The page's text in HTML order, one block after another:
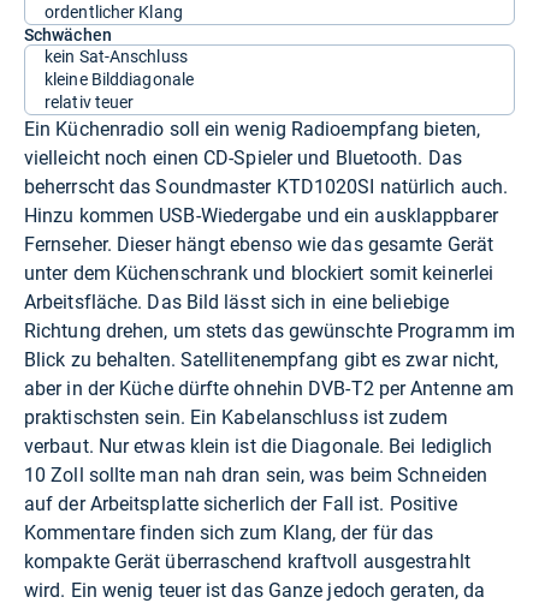
ordentlicher Klang
Schwächen
kein Sat-Anschluss
kleine Bilddiagonale
relativ teuer
Ein Küchenradio soll ein wenig Radioempfang bieten,
vielleicht noch einen CD-Spieler und Bluetooth. Das
beherrscht das Soundmaster KTD1020SI natürlich auch.
Hinzu kommen USB-Wiedergabe und ein ausklappbarer
Fernseher. Dieser hängt ebenso wie das gesamte Gerät
unter dem Küchenschrank und blockiert somit keinerlei
Arbeitsfläche. Das Bild lässt sich in eine beliebige
Richtung drehen, um stets das gewünschte Programm im
Blick zu behalten. Satellitenempfang gibt es zwar nicht,
aber in der Küche dürfte ohnehin DVB-T2 per Antenne am
praktischsten sein. Ein Kabelanschluss ist zudem
verbaut. Nur etwas klein ist die Diagonale. Bei lediglich
10 Zoll sollte man nah dran sein, was beim Schneiden
auf der Arbeitsplatte sicherlich der Fall ist. Positive
Kommentare finden sich zum Klang, der für das
kompakte Gerät überraschend kraftvoll ausgestrahlt
wird. Ein wenig teuer ist das Ganze jedoch geraten, da